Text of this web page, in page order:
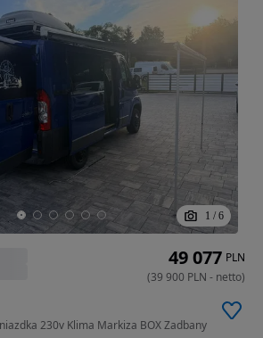
1 / 6
230v Klima Markiza BOX Zadbany
49 077 PLN
(39 900 PLN - netto)